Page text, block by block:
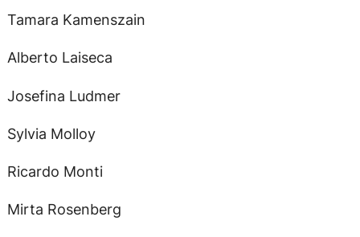
Tamara Kamenszain
Alberto Laiseca
Josefina Ludmer
Sylvia Molloy
Ricardo Monti
Mirta Rosenberg